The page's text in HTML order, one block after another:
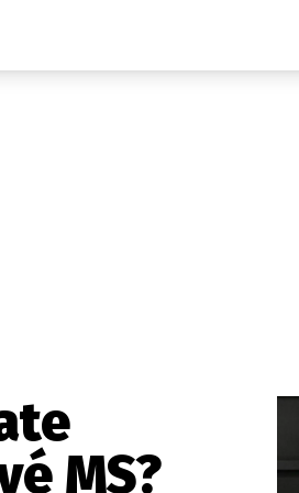
Osobní údaje / Cookies
Volná místa
MS?